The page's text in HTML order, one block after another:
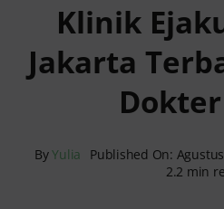
Reservasi Online
Klinik
Jakarta
ByYulia Published On:
2.2 min